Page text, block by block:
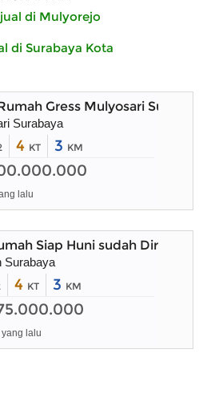
di Mulyorejo
di Surabaya Kota
Gress Mulyosari
Surabaya
4 KT 3 KM
lalu
Siap Huni sudah
Surabaya
4 KT 3 KM
lalu